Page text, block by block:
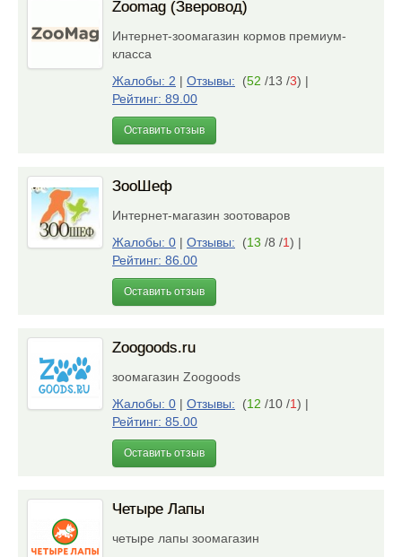
Zoomag (Зверовод)
Интернет-зоомагазин кормов премиум-
класса
Жалобы: 2 | Отзывы: (52 /13 /3) |
Рейтинг: 89.00
Оставить отзыв
ЗооШеф
Интернет-магазин зоотоваров
Жалобы: 0 | Отзывы: (13 /8 /1) |
Рейтинг: 86.00
Оставить отзыв
Zoogoods.ru
зоомагазин Zoogoods
Жалобы: 0 | Отзывы: (12 /10 /1) |
Рейтинг: 85.00
Оставить отзыв
Четыре Лапы
четыре лапы зоомагазин